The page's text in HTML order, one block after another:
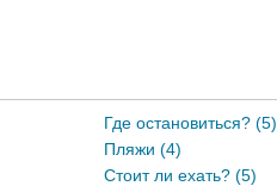
Где остановиться? (5)
Пляжи (4)
Стоит ли ехать? (5)